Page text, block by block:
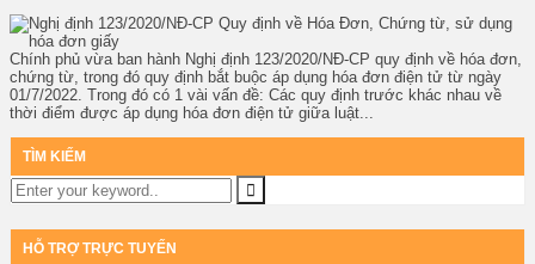
Chính phủ vừa ban hành Nghị định 123/2020/NĐ-CP quy định về hóa đơn,
chứng từ, trong đó quy định bắt buộc áp dụng hóa đơn điện tử từ ngày
01/7/2022. Trong đó có 1 vài vấn đề: Các quy định trước khác nhau về
thời điểm được áp dụng hóa đơn điện tử giữa luật...
TÌM KIẾM
HỖ TRỢ TRỰC TUYẾN